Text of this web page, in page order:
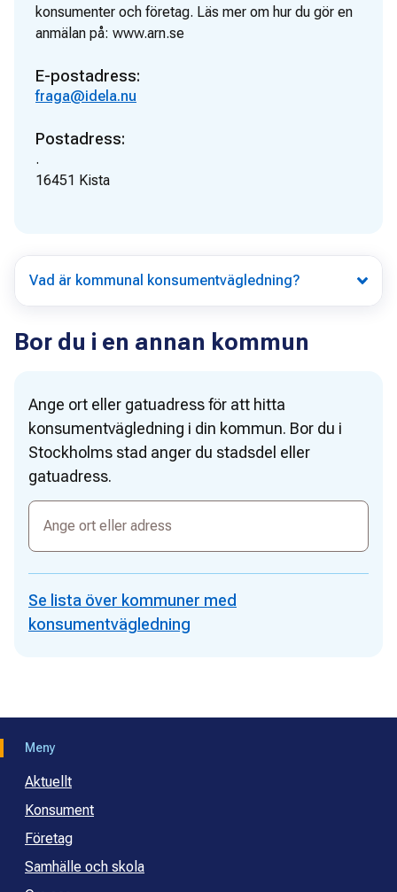
konsumenter och företag. Läs mer om hur du gör en
anmälan på: www.arn.se
E-postadress:
fraga@idela.nu
Postadress:
.
16451 Kista
Vad är kommunal konsumentvägledning?
Bor du i en annan kommun
Ange ort eller gatuadress för att hitta
konsumentvägledning i din kommun. Bor du i
Stockholms stad anger du stadsdel eller
gatuadress.
Ange
eller
adress
Se lista över kommuner med
konsumentvägledning
Meny
Aktuellt
Konsument
Företag
Samhälle och skola